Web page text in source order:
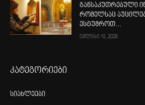
განსაკუთრებული
რომელსაც
ესტუმროთ…
ივლისი 10, 2026
კატეგორიები
სიახლეები